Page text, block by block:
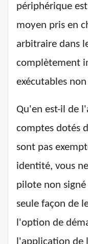
périphérique
moyen pris en
arbitraire dans
complètement
exécutables non
Qu'en est-il de
comptes dotés
sont pas
identité, vous
pilote non signé
seule façon de
l'option de
l'application de